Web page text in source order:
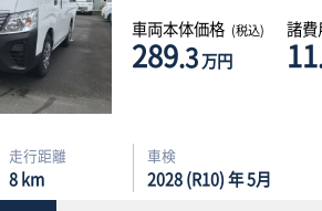
車両本体価格 (税込)
289.3万円
諸費
11
走行距離
8km
車検
2028 (R10) 年 5月